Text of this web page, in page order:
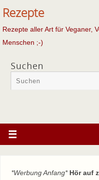
Rezepte
Rezepte aller Art für Veganer,
Menschen ;-)
Suchen
*Werbung Anfang* Hör auf